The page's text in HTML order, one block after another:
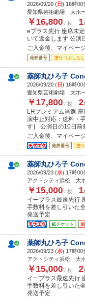
2026/09/20 (日) 16時00
愛知県芸術劇場 大ホ
￥16,800 / 枚 1
eプラス先行 座席未
いて返金します 公演
ご入金後、マイペー
発券番号 塗りつぶしなし
薬師丸ひろ子
2026/09/20 (日) 16時00
愛知県芸術劇場 大ホ
￥17,800 / 枚 2
LHプレミアム当選
演中止対応：送料・
す］ 公演日の10日前
ご入金後、マイペー
発券番号 塗
薬師丸ひろ子
2026/09/23 (水) 17時00
アクトシティ浜松 大
￥15,000 / 枚 1
イープラス最速先行
手数料を差し引いた
発送予定
紙チケット
薬師丸ひろ子
2026/09/23 (水) 17時00
アクトシティ浜松 大
￥15,000 / 枚 2
イープラス最速先行
手数料を差し引いた
発送予定